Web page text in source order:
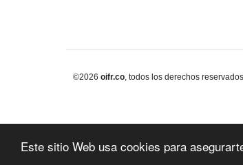
Este sitio Web usa cookies para
©2026 oifr.co, todos los derechos